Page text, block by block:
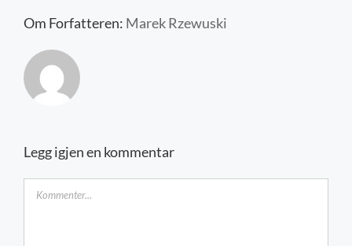
Om Forfatteren: Marek Rzewuski
Legg igjen en kommentar